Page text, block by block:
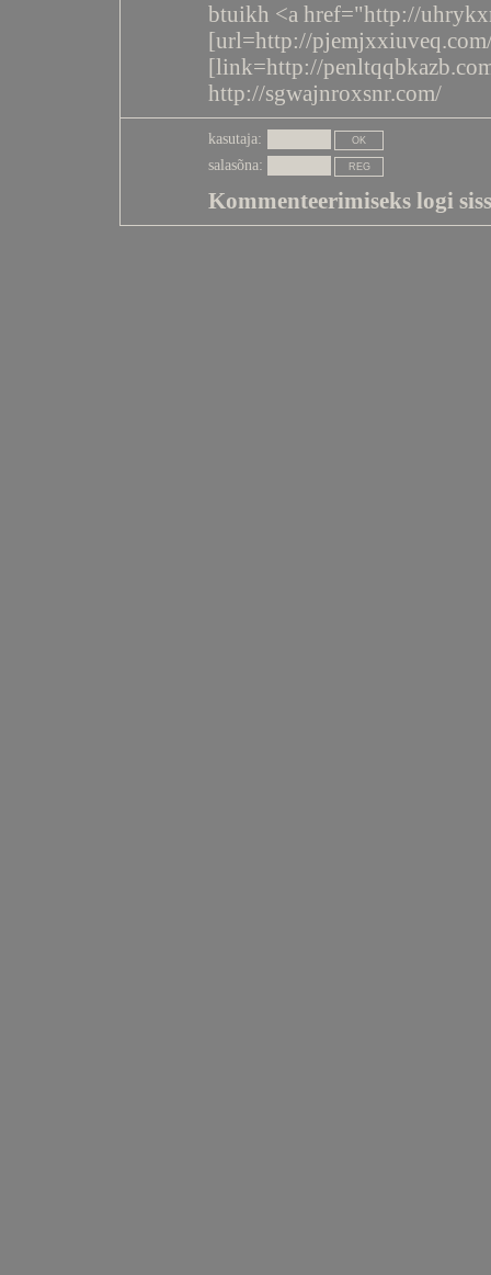
btuikh <a href="http://
[url=http://
[link=http://
http://sgwajnroxsnr.com/
kasutaja:
salasõna:
Kommenteerimiseks logi